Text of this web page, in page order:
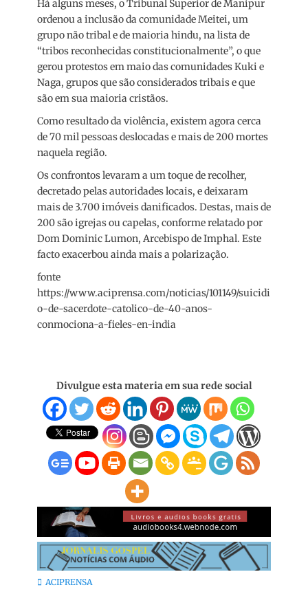
Há alguns meses, o Tribunal Superior de Manipur
ordenou a inclusão da comunidade Meitei, um
grupo não tribal e de maioria hindu, na lista de
“tribos reconhecidas constitucionalmente”, o que
gerou protestos em maio das comunidades Kuki e
Naga, grupos que são considerados tribais e que
são em sua maioria cristãos.
Como resultado da violência, existem agora cerca
de 70 mil pessoas deslocadas e mais de 200 mortes
naquela região.
Os confrontos levaram a um toque de recolher,
decretado pelas autoridades locais, e deixaram
mais de 3.700 imóveis danificados. Destas, mais de
200 são igrejas ou capelas, conforme relatado por
Dom Dominic Lumon, Arcebispo de Imphal. Este
facto exacerbou ainda mais a polarização.
fonte
https://www.aciprensa.com/noticias/101149/suicidi
o-de-sacerdote-catolico-de-40-anos-
conmociona-a-fieles-en-india
Divulgue esta materia em sua rede social
Categorias:
ACIPRENSA